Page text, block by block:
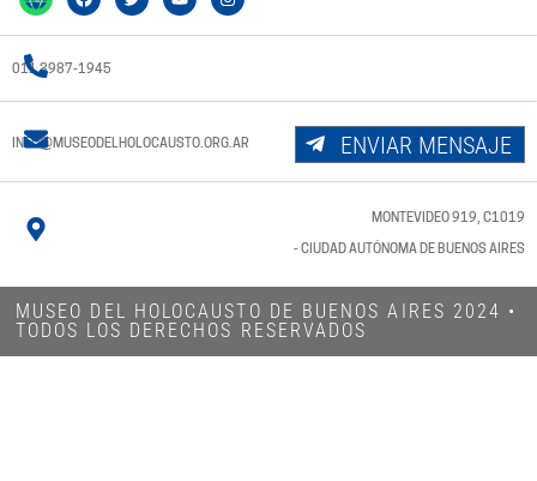
011 3987-1945
INFO@MUSEODELHOLOCAUSTO.ORG.AR ENVIAR MENSAJE
MONTEVIDEO 919, C1019
- CIUDAD AUTÓNOMA DE BUENOS AIRES
MUSEO DEL HOLOCAUSTO DE BUENOS AIRES 2024​ •
TODOS LOS DERECHOS RESERVADOS